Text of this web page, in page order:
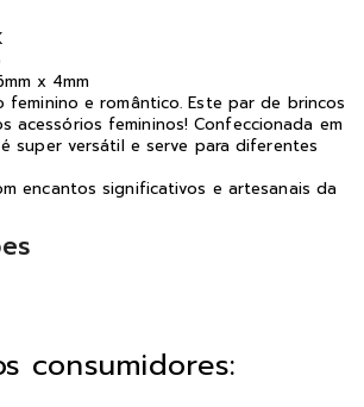
x 4mm
feminino e romântico. Este par de brincos
acessórios femininos! Confeccionada em
super versátil e serve para diferentes
encantos significativos e artesanais da
consumidores: